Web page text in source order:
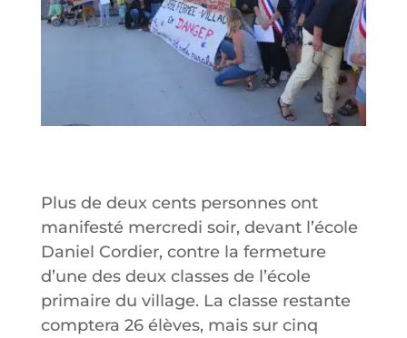
Plus de deux cents personnes ont
manifesté mercredi soir, devant l’école
Daniel Cordier, contre la fermeture
d’une des deux classes de l’école
primaire du village. La classe restante
comptera 26 élèves, mais sur cinq